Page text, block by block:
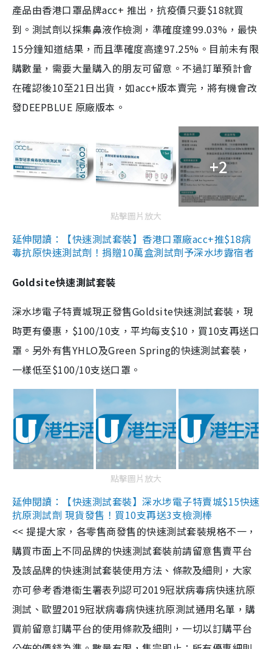
產品由香港口罩品牌acc+ 推出，抗疫價只要$18就買
到。測試劑以採集鼻液作檢測，準確度達99.03%，最快
15分鐘知道結果，而且準確度高達97.25%。目前未有限
購數量，需要大量購入的朋友可留意。不過訂單預計會
在確認後10至21日出貨，如acc+版本賣完，將有機會改
發DEEPBLUE 原廠版本。
+2
點擊圖片放大
延伸閱讀：【快速測試套裝】香港口罩廠acc+推$18病
毒抗原快速測試劑！捐贈10萬盒測試劑予深水埗露宿者
Goldsite快速測試套裝
深水埗電子特賣城現正發售Goldsite快速測試套裝，現
時更有優惠，$100/10支，平均每支$10，買10支再送口
罩。另外有售YHLO及Green Spring的快速測試套裝，
一樣低至$100/10支送口罩。
點擊圖片放大
延伸閱讀：【快速測試套裝】深水埗電子特賣城$15快速
抗原測試劑 現貨發售！買10支再送3支檢測棒
<< 提提大家，各零售商發售的快速測試套裝規格不一，
購買市面上不同品牌的快速測試套裝前請留意售賣平台
及該品牌的快速測試套裝使用方法、條款及細則，大家
亦可參考香港衞生署表列認可2019冠狀病毒病快速抗原
測試、歐盟2019冠狀病毒病快速抗原測試通用名單，購
買前留意訂購平台的使用條款及細則，一切以訂購平台